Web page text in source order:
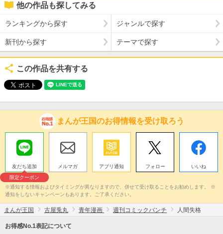
他の作品も探してみる
ランキングから探す ジャンルで探す
新刊から探す テーマで探す
この作品を共有する
まんが王国のお得情報を受け取ろう
友だち追加
限定クーポン
メルマガ アプリ通知 フォロー いいね
※通知する情報およびタイミングが異なりますので、併せて受け取ることをお勧めします。 ※
通知をしないキャンペーンもあります。ご了承ください。
まんが王国 古屋兎丸 青年漫画 週刊コミックバンチ 人間失格
お得感No.1表記について